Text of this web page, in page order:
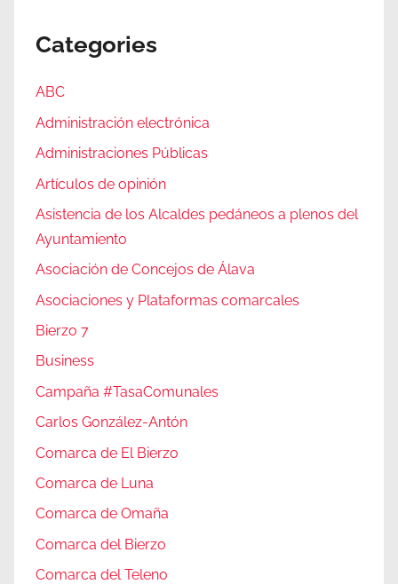
Categories
ABC
Administración electrónica
Administraciones Públicas
Artículos de opinión
Asistencia de los Alcaldes pedáneos a plenos del
Ayuntamiento
Asociación de Concejos de Álava
Asociaciones y Plataformas comarcales
Bierzo 7
Business
Campaña #TasaComunales
Carlos González-Antón
Comarca de El Bierzo
Comarca de Luna
Comarca de Omaña
Comarca del Bierzo
Comarca del Teleno